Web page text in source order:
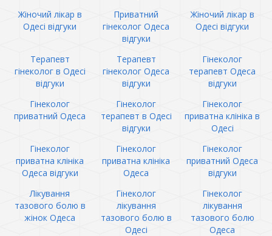
Жіночий лікар в
Одесі відгуки
Приватний
гінеколог Одеса
відгуки
Жіночий лікар в
Одесі відгуки
Терапевт
гінеколог в Одесі
відгуки
Терапевт
гінеколог Одеса
відгуки
Гінеколог
терапевт Одеса
відгуки
Гінеколог
приватний Одеса
Гінеколог
терапевт в Одесі
відгуки
Гінеколог
приватна клініка в
Одесі
Гінеколог
приватна клініка
Одеса відгуки
Гінеколог
приватна клініка
Одеса
Гінеколог
приватний Одеса
відгуки
Лікування
тазового болю в
жінок Одеса
Гінеколог
лікування
тазового болю в
Одесі
Гінеколог
лікування
тазового болю
Одеса